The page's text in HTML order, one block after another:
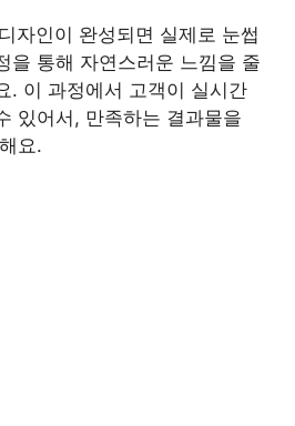
자인이 완성되면 실제로 눈썹
을 통해 자연스러운 느낌을 줄
. 이 과정에서 고객이 실시간
있어서, 만족하는 결과물을
요.